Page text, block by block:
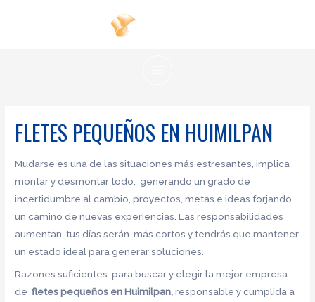
FLETES PEQUEÑOS EN HUIMILPAN
Mudarse es una de las situaciones más estresantes, implica
montar y desmontar todo, generando un grado de
incertidumbre al cambio, proyectos, metas e ideas forjando
un camino de nuevas experiencias. Las responsabilidades
aumentan, tus días serán más cortos y tendrás que mantener
un estado ideal para generar soluciones.
Razones suficientes para buscar y elegir la mejor empresa
defletes pequeños en Huimilpan,responsable y cumplida a